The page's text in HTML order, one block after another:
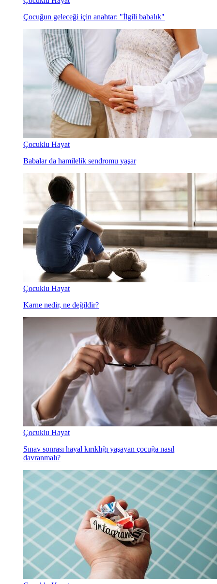
Çocuğun geleceği için anahtar: "İlgili babalık"
Çocuklu Hayat
Babalar da hamilelik sendromu yaşar
Çocuklu Hayat
Karne nedir, ne değildir?
Çocuklu Hayat
Sınav sonrası hayal kırıklığı yaşayan çocuğa nasıl
davranmalı?